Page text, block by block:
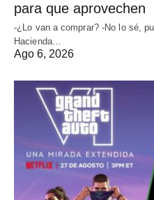
para que aprovechen
-¿Lo van a comprar? -No lo sé,
Hacienda…
Ago 6, 2026